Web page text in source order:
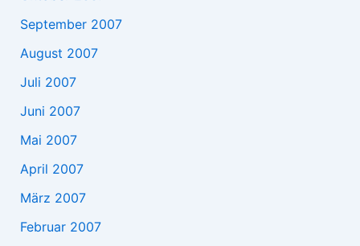
September 2007
August 2007
Juli 2007
Juni 2007
Mai 2007
April 2007
März 2007
Februar 2007